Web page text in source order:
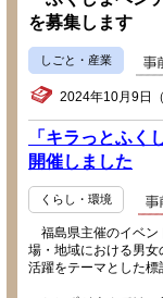
を募集します
しごと・産業
2024年10月9日
「キラっとふく
開催しました
くらし・環境
福島県主催のイベン
場・地域における男
活躍をテーマとした標